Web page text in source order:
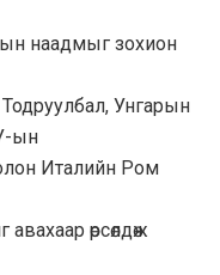
наадмыг зохион
Тодруулбал, Унгарын
ын
Италийн Ром
өрсөлдөж